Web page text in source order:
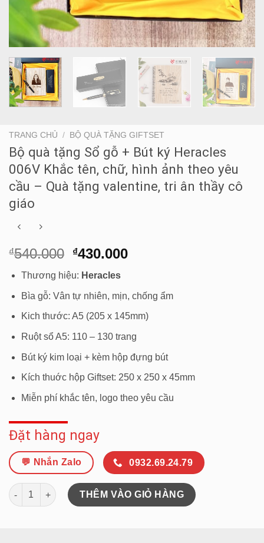
TRANG CHỦ / BỘ QUÀ TẶNG GIFTSET
Bộ quà tặng Sổ gỗ + Bút ký Heracles
006V Khắc tên, chữ, hình ảnh theo yêu
cầu – Quà tặng valentine, tri ân thầy cô
giáo
₫540.000 Giá
là:
₫540.000.
₫430.000Giá
là:
₫430.000.
Thương hiệu: Heracles
Bìa gỗ: Vân tự nhiên, mịn, chống ẩm
Kich thước: A5 (205 x 145mm)
Ruột sổ A5: 110 – 130 trang
Bút ký kim loại + kèm hộp đựng bút
Kích thuớc hộp Giftset: 250 x 250 x 45mm
Miễn phí khắc tên, logo theo yêu cầu
Đặt hàng ngay
💬 Nhắn Zalo 0932.69.24.79
Bộ quà tặng Sổ gỗ + Bút ký Heracles 006V Khắc tên, chữ,
THÊM VÀO GIỎ HÀNG